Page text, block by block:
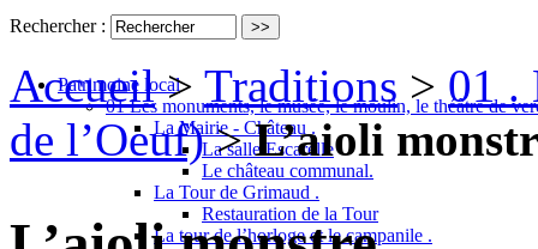
Patrimoine local
01 Les monuments, le musée, le moulin, le théâtre de
La Mairie - Château .
La salle Escarelle
Le château communal.
La Tour de Grimaud .
Restauration de la Tour
La tour de l’horloge et le campanile .
Rechercher :
Accueil> Traditions >01 .
de l’Oeuf)>L’aioli